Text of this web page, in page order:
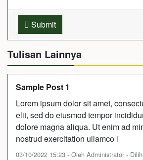
Submit
Tulisan Lainnya
Sample Post 1
Lorem ipsum dolor sit amet,
elit, sed do eiusmod tempor
dolore magna aliqua. Ut enim ad
nostrud exercitation ullamco l
03/10/2022 15:23 - Oleh Administrator -